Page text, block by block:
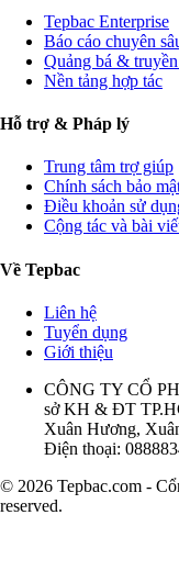
Tepbac Enterprise
Báo cáo chuyên
Quảng bá &
Nền tảng hợp tác
Hỗ trợ & Pháp lý
Trung tâm trợ giúp
Chính sách bảo
Điều khoản sử
Cộng tác và bài
Về Tepbac
Liên hệ
Tuyển dụng
Giới thiệu
CÔNG TY CỔ
sở KH & ĐT
Xuân Hương,
Điện thoại:
© 2026 Tepbac.com -
reserved.